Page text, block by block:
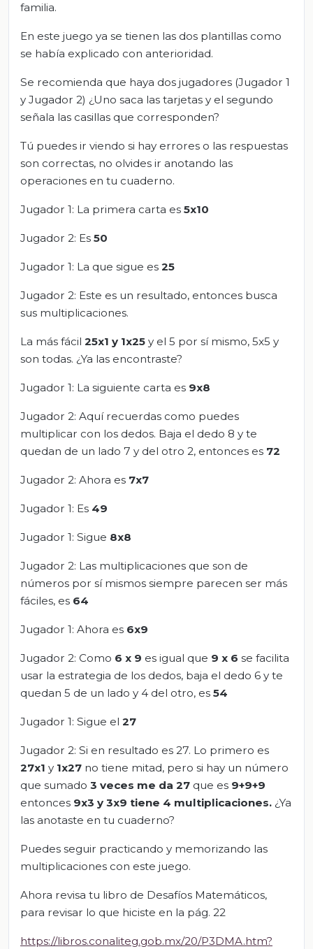
familia.
En este juego ya se tienen las dos plantillas como
se había explicado con anterioridad.
Se recomienda que haya dos jugadores (Jugador 1
y Jugador 2) ¿Uno saca las tarjetas y el segundo
señala las casillas que corresponden?
Tú puedes ir viendo si hay errores o las respuestas
son correctas, no olvides ir anotando las
operaciones en tu cuaderno.
Jugador 1: La primera carta es 5x10
Jugador 2: Es 50
Jugador 1: La que sigue es 25
Jugador 2: Este es un resultado, entonces busca
sus multiplicaciones.
La más fácil 25x1 y 1x25 y el 5 por sí mismo, 5x5 y
son todas. ¿Ya las encontraste?
Jugador 1: La siguiente carta es 9x8
Jugador 2: Aquí recuerdas como puedes
multiplicar con los dedos. Baja el dedo 8 y te
quedan de un lado 7 y del otro 2, entonces es 72
Jugador 2: Ahora es 7x7
Jugador 1: Es 49
Jugador 1: Sigue 8x8
Jugador 2: Las multiplicaciones que son de
números por sí mismos siempre parecen ser más
fáciles, es 64
Jugador 1: Ahora es 6x9
Jugador 2: Como 6 x 9 es igual que 9 x 6 se facilita
usar la estrategia de los dedos, baja el dedo 6 y te
quedan 5 de un lado y 4 del otro, es 54
Jugador 1: Sigue el 27
Jugador 2: Si en resultado es 27. Lo primero es
27x1 y 1x27 no tiene mitad, pero si hay un número
que sumado 3 veces me da 27 que es 9+9+9
entonces 9x3 y 3x9 tiene 4 multiplicaciones. ¿Ya
las anotaste en tu cuaderno?
Puedes seguir practicando y memorizando las
multiplicaciones con este juego.
Ahora revisa tu libro de Desafíos Matemáticos,
para revisar lo que hiciste en la pág. 22
https://libros.conaliteg.gob.mx/20/P3DMA.htm?